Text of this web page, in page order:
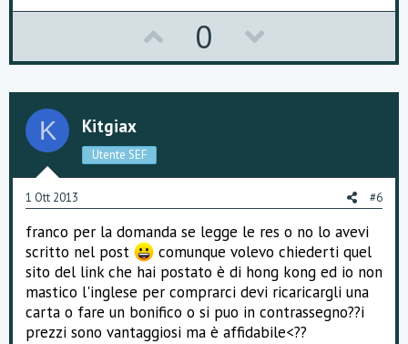
p
v
e
0
o
w
o
t
e
K Kitgiax
Utente SEF
1 Ott 2013 #6
franco per la domanda se legge le res o no lo avevi
scritto nel post
comunque volevo chiederti quel
sito del link che hai postato è di hong kong ed io non
mastico l'inglese per comprarci devi ricaricargli una
carta o fare un bonifico o si puo in contrassegno??i
prezzi sono vantaggiosi ma è affidabile<??